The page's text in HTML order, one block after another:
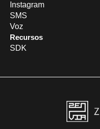
Instagram
SMS
Voz
Recursos
SDK